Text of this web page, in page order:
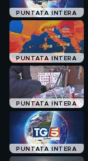
PUNTATA INTERA
PUNTATA INTERA
PUNTATA INTERA
PUNTATA INTERA